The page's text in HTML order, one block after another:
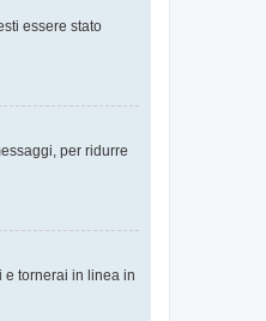
essere stato
per ridurre
e tornerai in linea in